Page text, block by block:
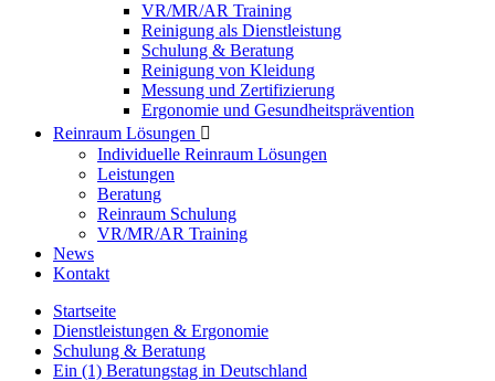
VR/MR/AR Training
Reinigung als Dienstleistung
Schulung & Beratung
Reinigung von Kleidung
Messung und Zertifizierung
Ergonomie und Gesundheitsprävention
Reinraum Lösungen 
Individuelle Reinraum Lösungen
Leistungen
Beratung
Reinraum Schulung
VR/MR/AR Training
News
Kontakt
Startseite
Dienstleistungen & Ergonomie
Schulung & Beratung
Ein (1) Beratungstag in Deutschland